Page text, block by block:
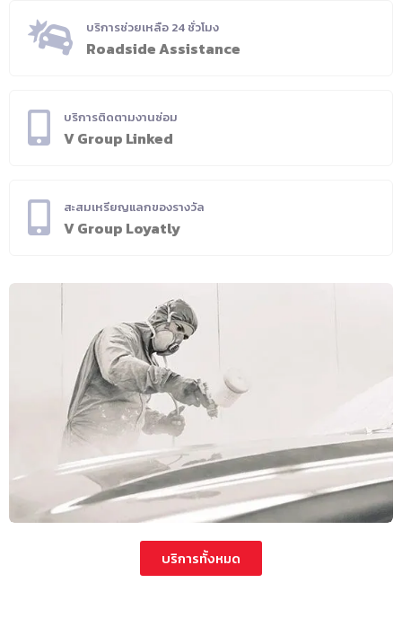
บริการช่วยเหลือ 24 ชั่วโมง
Roadside Assistance
บริการติดตามงานซ่อม
V Group Linked
สะสมเหรียญแลกของรางวัล
V Group Loyatly
บริการทั้งหมด